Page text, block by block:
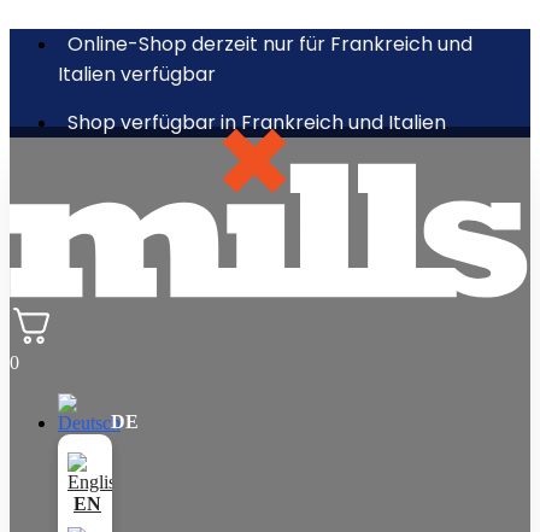
Online-Shop derzeit nur für Frankreich und
Italien verfügbar
Shop verfügbar in Frankreich und Italien
0